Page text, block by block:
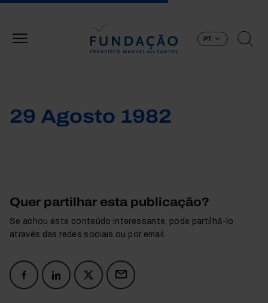
PT
29 Agosto 1982
Quer partilhar esta publicação?
Se achou este conteúdo interessante, pode partilhá-lo
através das redes sociais ou por email.